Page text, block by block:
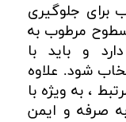
برای جلوگیری
سطوح مرطوب به
و باید با
شود. علاوه
، به ویژه با
صرفه و ایمن